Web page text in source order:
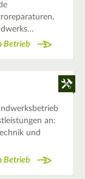
Betrieb
an:
und
Betrieb